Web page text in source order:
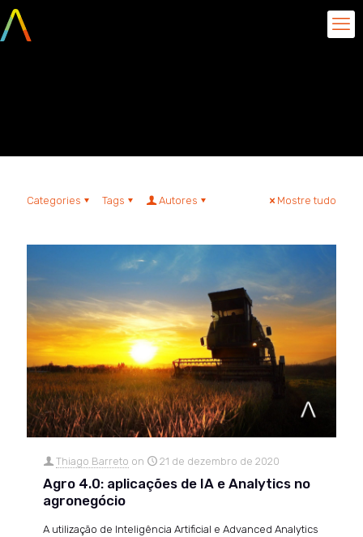
Categories Tags Autores Mostre tudo
Thiago Barreto on 21 de dezembro de 2020
Agro 4.0: aplicações de IA e Analytics no
agronegócio
A utilização de Inteligência Artificial e Advanced Analytics